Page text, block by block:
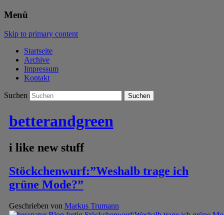
Menü
Skip to primary content
Startseite
Archive
Impressum
Kontakt
Suchen
betterandgreen
i like new stuff
Stöckchenwurf:”Weshalb trage ich
grüne Mode?”
Geschrieben von Markus Trumann